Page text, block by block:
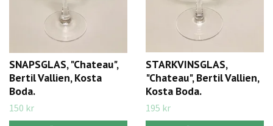
SNAPSGLAS, "Chateau",
Bertil Vallien, Kosta
Boda.
150 kr
STARKVINSGLAS,
"Chateau", Bertil Vallien,
Kosta Boda.
195 kr